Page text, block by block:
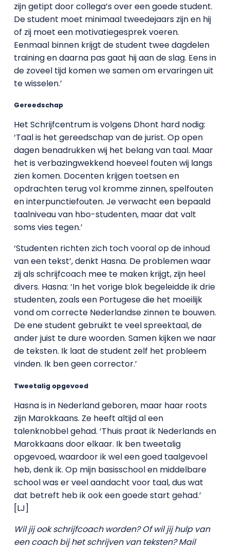
zijn getipt door collega’s over een goede student.
De student moet minimaal tweedejaars zijn en hij
of zij moet een motivatiegesprek voeren.
Eenmaal binnen krijgt de student twee dagdelen
training en daarna pas gaat hij aan de slag. Eens in
de zoveel tijd komen we samen om ervaringen uit
te wisselen.’
Gereedschap
Het Schrijfcentrum is volgens Dhont hard nodig:
‘Taal is het gereedschap van de jurist. Op open
dagen benadrukken wij het belang van taal. Maar
het is verbazingwekkend hoeveel fouten wij langs
zien komen. Docenten krijgen toetsen en
opdrachten terug vol kromme zinnen, spelfouten
en interpunctiefouten. Je verwacht een bepaald
taalniveau van hbo-studenten, maar dat valt
soms vies tegen.’
‘Studenten richten zich toch vooral op de inhoud
van een tekst’, denkt Hasna. De problemen waar
zij als schrijfcoach mee te maken krijgt, zijn heel
divers. Hasna: ‘In het vorige blok begeleidde ik drie
studenten, zoals een Portugese die het moeilijk
vond om correcte Nederlandse zinnen te bouwen.
De ene student gebruikt te veel spreektaal, de
ander juist te dure woorden. Samen kijken we naar
de teksten. Ik laat de student zelf het probleem
vinden. Ik ben geen corrector.’
Tweetalig opgevoed
Hasna is in Nederland geboren, maar haar roots
zijn Marokkaans. Ze heeft altijd al een
talenknobbel gehad. ‘Thuis praat ik Nederlands en
Marokkaans door elkaar. Ik ben tweetalig
opgevoed, waardoor ik wel een goed taalgevoel
heb, denk ik. Op mijn basisschool en middelbare
school was er veel aandacht voor taal, dus wat
dat betreft heb ik ook een goede start gehad.’
[LJ]
Wil jij ook schrijfcoach worden? Of wil jij hulp van
een coach bij het schrijven van teksten? Mail